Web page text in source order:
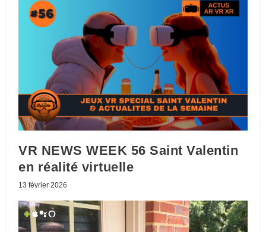
VR NEWS WEEK 56 Saint Valentin
en réalité virtuelle
13 février 2026